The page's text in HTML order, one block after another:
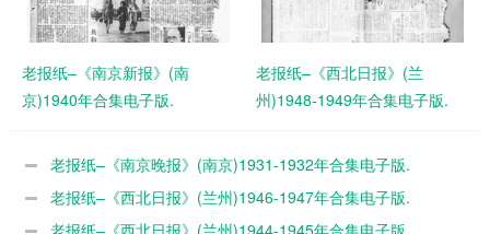
老报纸–《南京新报》(南
京)1940年合集电子版.
老报纸–《西北日报》(兰
州)1948-1949年合集电子版.
老报纸–《南京晚报》(南京)1931-1932年合集电子版.
老报纸–《西北日报》(兰州)1946-1947年合集电子版.